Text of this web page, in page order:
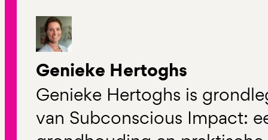
Genieke Hertoghs
Genieke Hertoghs is
van Subconscious Impact: